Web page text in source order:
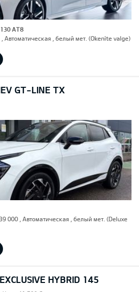
AT8
, Автоматическая , белый мет. (Okenite valge)
GT-LINE TX
000 , Автоматическая , белый мет. (Deluxe
HYBRID 145